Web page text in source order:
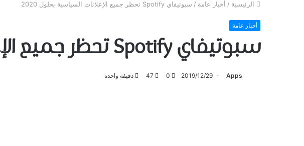
الرئيسية / أخبار عامة / سبوتيفاي Spotify ﺗﺤﻈﺮ ﺟﻤﻴﻊ ﺍﻹﻋﻼﻧﺎﺕ ﺍﻟﺴﻴﺎﺳﻴﺔ ﺑﺤﻠﻮﻝ 2020
أخبار عامة
سبوتيفاي Spotify ﺗﺤﻈﺮ ﺟﻤﻴﻊ ﺍﻹﻋﻼﻧﺎﺕ ﺍﻟﺴﻴﺎﺳﻴﺔ ﺑﺤﻠﻮﻝ 2020
Apps
2019/12/29
0
47 دقيقة واحدة